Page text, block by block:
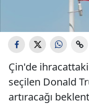
Çin'de
seçilen Donald
artıracağı